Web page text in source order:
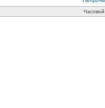
Часовой